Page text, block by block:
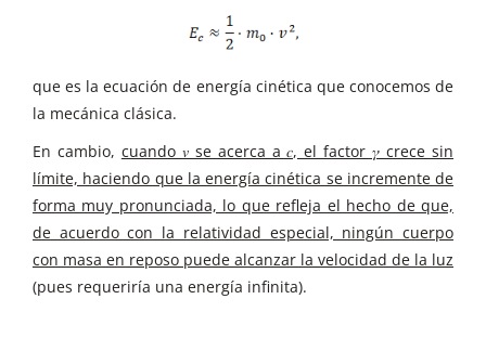
que es la ecuación de energía cinética que conocemos de
la mecánica clásica.
En cambio, cuando 𝑣 se acerca a 𝑐, el factor 𝛾 crece sin
límite, haciendo que la energía cinética se incremente de
forma muy pronunciada, lo que refleja el hecho de que,
de acuerdo con la relatividad especial, ningún cuerpo
con masa en reposo puede alcanzar la velocidad de la luz
(pues requeriría una energía infinita).